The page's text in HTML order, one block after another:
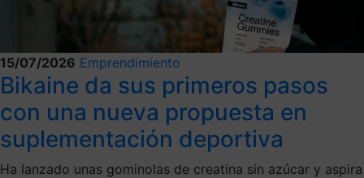
15/07/2026 Emprendimiento
Bikaine da sus primeros pasos
con una nueva propuesta en
suplementación deportiva
Ha lanzado unas gominolas de creatina sin azúcar y aspira